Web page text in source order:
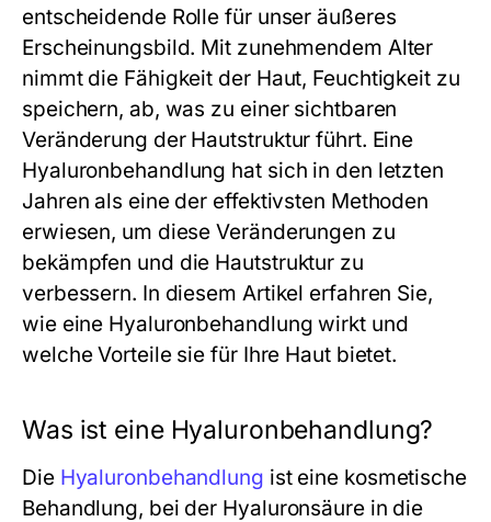
entscheidende Rolle für unser äußeres
Erscheinungsbild. Mit zunehmendem Alter
nimmt die Fähigkeit der Haut, Feuchtigkeit zu
speichern, ab, was zu einer sichtbaren
Veränderung der Hautstruktur führt. Eine
Hyaluronbehandlung hat sich in den letzten
Jahren als eine der effektivsten Methoden
erwiesen, um diese Veränderungen zu
bekämpfen und die Hautstruktur zu
verbessern. In diesem Artikel erfahren Sie,
wie eine Hyaluronbehandlung wirkt und
welche Vorteile sie für Ihre Haut bietet.
Was ist eine Hyaluronbehandlung?
Die Hyaluronbehandlung ist eine kosmetische
Behandlung, bei der Hyaluronsäure in die